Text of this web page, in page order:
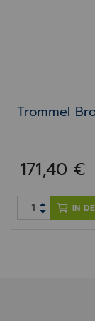
Trommel
171,40 €
IN